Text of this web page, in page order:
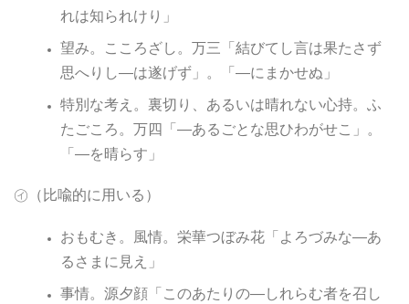
れは知られけり」
望み。こころざし。万三「結びてし言は果たさず
思へりし―は遂げず」。「―にまかせぬ」
特別な考え。裏切り、あるいは晴れない心持。ふ
たごころ。万四「―あるごとな思ひわがせこ」。
「―を晴らす」
㋑（比喩的に用いる）
おもむき。風情。栄華つぼみ花「よろづみな―あ
るさまに見え」
事情。源夕顔「このあたりの―しれらむ者を召し